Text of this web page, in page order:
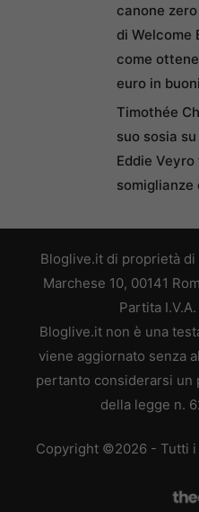
canone
di Welcome
come
euro in
Timothée
suo sosia
Eddie Veyro
somiglianze
Bloglive.it di proprietà di
Marchese 10, 00141
Partita
Bloglive.it non è una
viene aggiornato senza
pertanto considerarsi un
della legge n.
Copyright ©2026 - Tutti